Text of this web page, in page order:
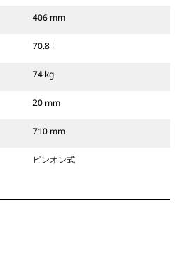
406 mm
70.8 l
74 kg
20 mm
710 mm
ピンオン式